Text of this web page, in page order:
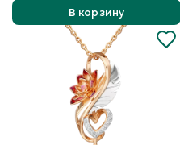
В корзину